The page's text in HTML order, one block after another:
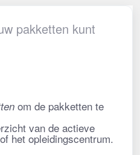
pakketten kunt
om de pakketten te
van de actieve
het opleidingscentrum.